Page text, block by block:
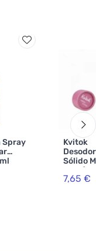
Spray
Kvitok
Sólido
Dew
eficaz
7,65 €